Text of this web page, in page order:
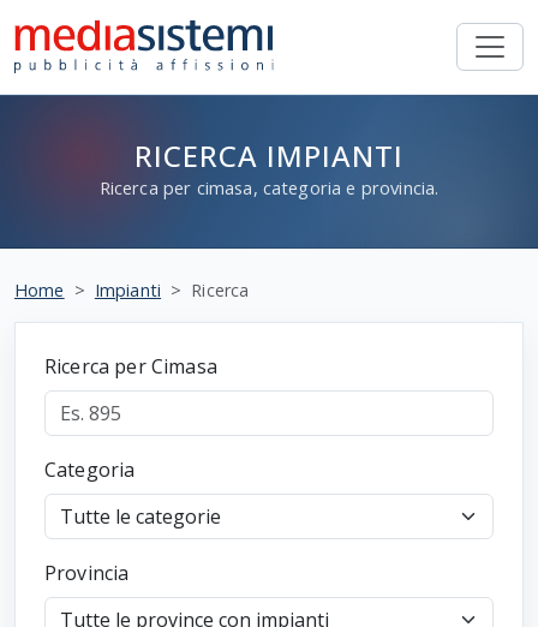
RICERCA IMPIANTI
Ricerca per cimasa, categoria e provincia.
Home Impianti Ricerca
Ricerca per Cimasa
Categoria
Provincia